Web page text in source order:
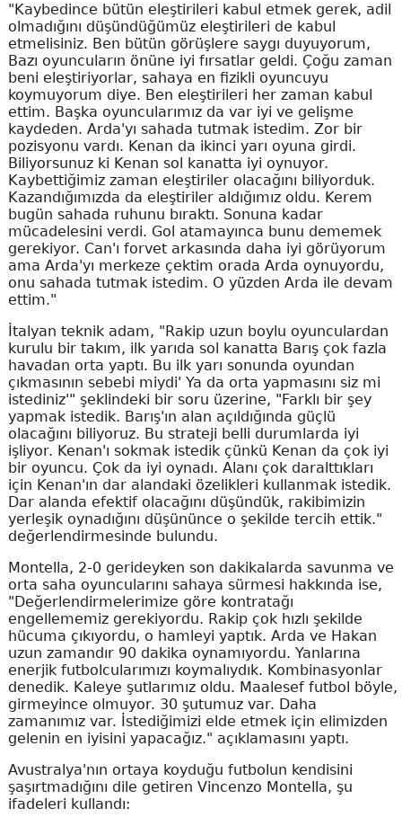
"Kaybedince bütün eleştirileri kabul etmek gerek, adil
olmadığını düşündüğümüz eleştirileri de kabul
etmelisiniz. Ben bütün görüşlere saygı duyuyorum,
Bazı oyuncuların önüne iyi fırsatlar geldi. Çoğu zaman
beni eleştiriyorlar, sahaya en fizikli oyuncuyu
koymuyorum diye. Ben eleştirileri her zaman kabul
ettim. Başka oyuncularımız da var iyi ve gelişme
kaydeden. Arda'yı sahada tutmak istedim. Zor bir
pozisyonu vardı. Kenan da ikinci yarı oyuna girdi.
Biliyorsunuz ki Kenan sol kanatta iyi oynuyor.
Kaybettiğimiz zaman eleştiriler olacağını biliyorduk.
Kazandığımızda da eleştiriler aldığımız oldu. Kerem
bugün sahada ruhunu bıraktı. Sonuna kadar
mücadelesini verdi. Gol atamayınca bunu dememek
gerekiyor. Can'ı forvet arkasında daha iyi görüyorum
ama Arda'yı merkeze çektim orada Arda oynuyordu,
onu sahada tutmak istedim. O yüzden Arda ile devam
ettim."
İtalyan teknik adam, "Rakip uzun boylu oyunculardan
kurulu bir takım, ilk yarıda sol kanatta Barış çok fazla
havadan orta yaptı. Bu ilk yarı sonunda oyundan
çıkmasının sebebi miydi' Ya da orta yapmasını siz mi
istediniz'" şeklindeki bir soru üzerine, "Farklı bir şey
yapmak istedik. Barış'ın alan açıldığında güçlü
olacağını biliyoruz. Bu strateji belli durumlarda iyi
işliyor. Kenan'ı sokmak istedik çünkü Kenan da çok iyi
bir oyuncu. Çok da iyi oynadı. Alanı çok daralttıkları
için Kenan'ın dar alandaki özelikleri kullanmak istedik.
Dar alanda efektif olacağını düşündük, rakibimizin
yerleşik oynadığını düşününce o şekilde tercih ettik."
değerlendirmesinde bulundu.
Montella, 2-0 gerideyken son dakikalarda savunma ve
orta saha oyuncularını sahaya sürmesi hakkında ise,
"Değerlendirmelerimize göre kontratağı
engellememiz gerekiyordu. Rakip çok hızlı şekilde
hücuma çıkıyordu, o hamleyi yaptık. Arda ve Hakan
uzun zamandır 90 dakika oynamıyordu. Yanlarına
enerjik futbolcularımızı koymalıydık. Kombinasyonlar
denedik. Kaleye şutlarımız oldu. Maalesef futbol böyle,
girmeyince olmuyor. 30 şutumuz var. Daha
zamanımız var. İstediğimizi elde etmek için elimizden
gelenin en iyisini yapacağız." açıklamasını yaptı.
Avustralya'nın ortaya koyduğu futbolun kendisini
şaşırtmadığını dile getiren Vincenzo Montella, şu
ifadeleri kullandı: